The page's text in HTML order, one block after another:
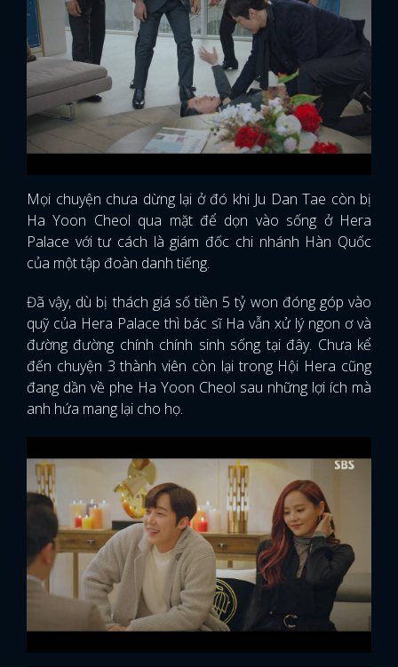
Mọi chuyện chưa dừng lại ở đó khi Ju Dan Tae còn bị
Ha Yoon Cheol qua mặt để dọn vào sống ở Hera
Palace với tư cách là giám đốc chi nhánh Hàn Quốc
của một tập đoàn danh tiếng.
Đã vậy, dù bị thách giá số tiền 5 tỷ won đóng góp vào
quỹ của Hera Palace thì bác sĩ Ha vẫn xử lý ngon ơ và
đường đường chính chính sinh sống tại đây. Chưa kể
đến chuyện 3 thành viên còn lại trong Hội Hera cũng
đang dần về phe Ha Yoon Cheol sau những lợi ích mà
anh hứa mang lại cho họ.